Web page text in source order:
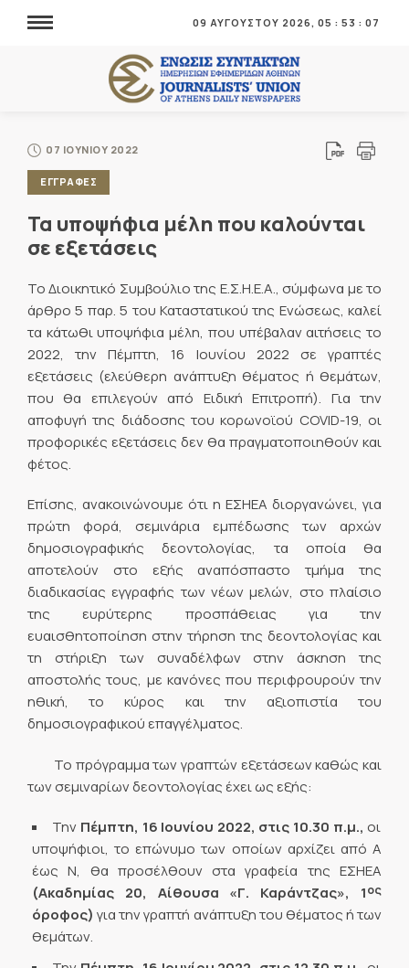
09 ΑΥΓΟΥΣΤΟΥ 2026, 05 : 53 : 07
07 ΙΟΥΝΙΟΥ 2022
ΕΓΓΡΑΦΕΣ
Τα υποψήφια μέλη που καλούνται
σε εξετάσεις
Το Διοικητικό Συμβούλιο της Ε.Σ.Η.Ε.Α., σύμφωνα με το
άρθρο 5 παρ. 5 του Καταστατικού της Ενώσεως, καλεί
τα κάτωθι υποψήφια μέλη, που υπέβαλαν αιτήσεις το
2022, την Πέμπτη, 16 Ιουνίου 2022 σε γραπτές
εξετάσεις (ελεύθερη ανάπτυξη θέματος ή θεμάτων,
που θα επιλεγούν από Ειδική Επιτροπή). Για την
αποφυγή της διάδοσης του κορωνοϊού COVID-19, οι
προφορικές εξετάσεις δεν θα πραγματοποιηθούν και
φέτος.
Επίσης, ανακοινώνουμε ότι η ΕΣΗΕΑ διοργανώνει, για
πρώτη φορά, σεμινάρια εμπέδωσης των αρχών
δημοσιογραφικής δεοντολογίας, τα οποία θα
αποτελούν στο εξής αναπόσπαστο τμήμα της
διαδικασίας εγγραφής των νέων μελών, στο πλαίσιο
της ευρύτερης προσπάθειας για την
ευαισθητοποίηση στην τήρηση της δεοντολογίας και
τη στήριξη των συναδέλφων στην άσκηση της
αποστολής τους, με κανόνες που περιφρουρούν την
ηθική, το κύρος και την αξιοπιστία του
δημοσιογραφικού επαγγέλματος.
Το πρόγραμμα των γραπτών εξετάσεων καθώς και
των σεμιναρίων δεοντολογίας έχει ως εξής:
Την Πέμπτη, 16 Ιουνίου 2022, στις 10.30 π.μ., οι
υποψήφιοι, το επώνυμο των οποίων αρχίζει από A
έως Ν, θα προσέλθουν στα γραφεία της ΕΣΗΕΑ
(Ακαδημίας 20, Αίθουσα «Γ. Καράντζας», 1ος
όροφος) για την γραπτή ανάπτυξη του θέματος ή των
θεμάτων.